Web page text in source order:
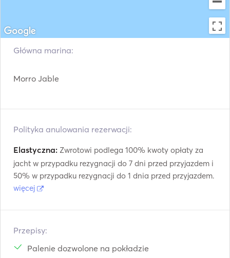
Główna marina:
Morro Jable
Polityka anulowania rezerwacji:
Elastyczna: Zwrotowi podlega 100% kwoty opłaty za
jacht w przypadku rezygnacji do 7 dni przed przyjazdem i
50% w przypadku rezygnacji do 1 dnia przed przyjazdem.
więcej
Przepisy:
Palenie dozwolone na pokładzie